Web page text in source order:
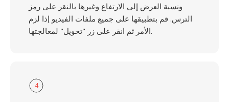
ونسبة العرض إلى الارتفاع وغيرها بالنقر على رمز
الترس. قم بتطبيقها على جميع ملفات الفيديو إذا لزم
الأمر ثم انقر على زر "تحويل" لمعالجتها.
4